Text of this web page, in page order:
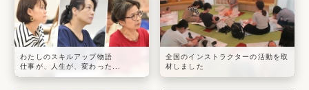
わたしのスキルアップ物語
仕事が、人生が、変わった...
全国のインストラクターの活動を取
材しました